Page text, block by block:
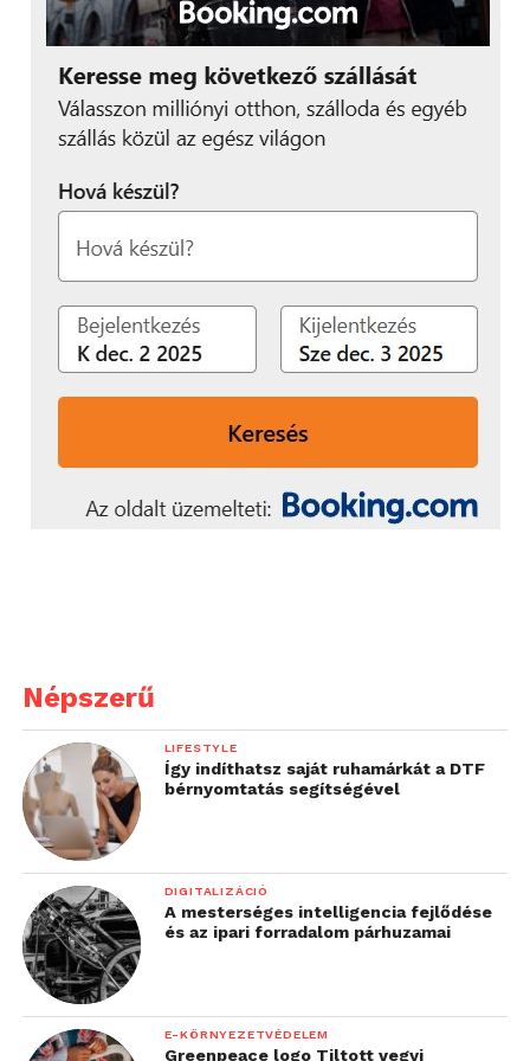
Az Android rajongók mellett az iOS szerelmeseire is
gondoltak a Philips szakemberei, az utólagosan
letölthető, iOS vagy Android kompatibilis
applikációval egycsapásra távirányítóvá
varázsolhatjuk okostelefonunkat. Az apró újdonság
beépített akkumulátorával a töltőt is az irodánkban
illetve lakásunkban hagyhatjuk, feltéve, ha csak egy
rövidebb előadásra vennénk elő a PicoPix-et, mivel
az 1800 mAh-es akkumulátor 2 órás üzemidőt
biztosít.
Apró mérete ellenére bizony igen impozáns
képminőséggel rendelkezik az újdonság. A 854 x
Népszerű
LIFESTYLE
Így indíthatsz saját ruhamárkát a DTF
bérnyomtatás segítségével
DIGITALIZÁCIÓ
A mesterséges intelligencia fejlődése
és az ipari forradalom párhuzamai
E-KÖRNYEZETVÉDELEM
Greenpeace logo Tiltott vegyi